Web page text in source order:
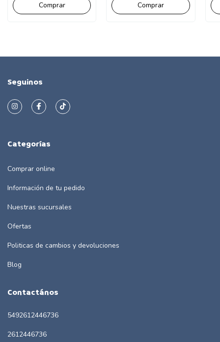
Comprar Comprar
Seguinos
Categorías
Comprar online
Información de tu pedido
Nuestras sucursales
Ofertas
Politicas de cambios y devoluciones
Blog
Contactános
5492612446736
2612446736